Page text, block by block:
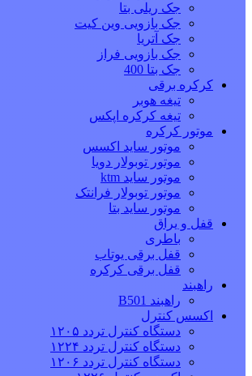
جک ریلی بتا
جک بازویی وین کیت
جک آتریا
جک بازویی فراز
جک بتا 400
کرکره برقی
تیغه هوبر
تیغه کرکره اپکس
موتور کرکره
موتور ساید اکسس
موتور توبولار دویا
موتور ساید ktm
موتور توبولار فرانتک
موتور ساید بتا
قفل و یراق
باطری
قفل برقی یوتاب
قفل برقی کرکره
راهبند
راهبند B501
اکسس کنترل
دستگاه کنترل تردد ۱۲۰۵
دستگاه کنترل تردد ۱۲۲۴
دستگاه کنترل تردد ۱۲۰۶